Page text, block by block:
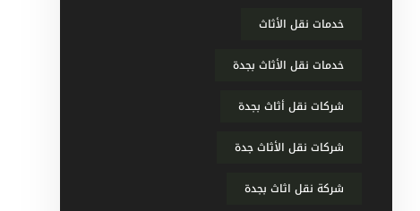
خدمات نقل الأثاث
خدمات نقل الأثاث بجدة
شركات نقل أثاث بجدة
شركات نقل الأثاث جدة
شركة نقل اثاث بجدة